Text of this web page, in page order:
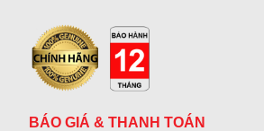
BÁO GIÁ & THANH TOÁN